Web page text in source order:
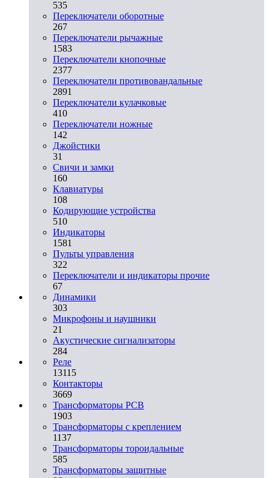
535
Переключатели оборотные
267
Переключатели рычажные
1583
Переключатели кнопочные
2377
Переключатели противовандальные
2891
Переключатели кулачковые
410
Переключатели ножные
142
Джойстики
31
Свичи и замки
160
Клавиатуры
108
Кодирующие устройства
510
Индикаторы
1581
Пульты управления
322
Переключатели и индикаторы прочие
67
Динамики
303
Микрофоны и наушники
21
Акустические сигнализаторы
284
Реле
13115
Контакторы
3669
Трансформаторы PCB
1903
Трансформаторы с креплением
1137
Трансформаторы тороидальные
585
Трансформаторы защитные